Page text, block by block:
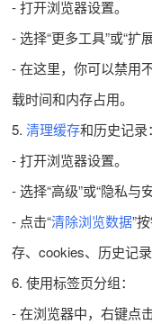
- 打开浏览器设置。
- 选择“更多工具”或“扩
- 在这里，你可以禁用
载时间和内存占用。
5. 清理缓存和历史记录：
- 打开浏览器设置。
- 选择“高级”或“隐私与安
- 点击“清除浏览数据”
存、cookies、历史记录
6. 使用标签页分组：
- 在浏览器中，右键点